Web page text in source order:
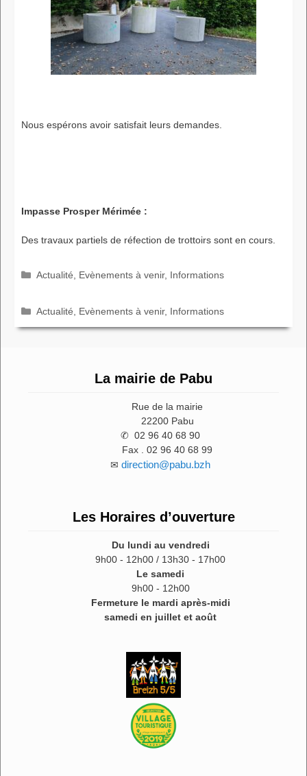
Nous espérons avoir satisfait leurs demandes.
Impasse Prosper Mérimée :
Des travaux partiels de réfection de trottoirs sont en cours.
Catégories
Actualité, Evènements à venir, Informations
Catégories
Actualité, Evènements à venir, Informations
La mairie de Pabu
Rue de la mairie
22200 Pabu
✆ 02 96 40 68 90
Fax . 02 96 40 68 99
✉ direction@pabu.bzh
Les Horaires d’ouverture
Du lundi au vendredi
9h00 - 12h00 / 13h30 - 17h00
Le samedi
9h00 - 12h00
Fermeture le mardi après-midi
samedi en juillet et août